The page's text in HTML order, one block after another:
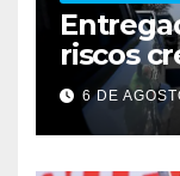
riscos
de6 DE